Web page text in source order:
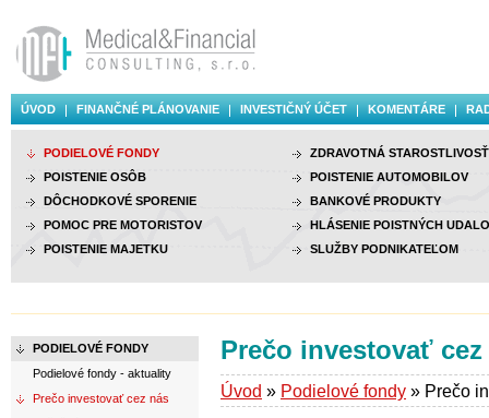
ÚVOD FINANČNÉ PLÁNOVANIE INVESTIČNÝ ÚČET KOMENTÁRE
PODIELOVÉ FONDY
POISTENIE OSÔB
DÔCHODKOVÉ SPORENIE
POMOC PRE MOTORISTOV
POISTENIE MAJETKU
ZDRAVOTNÁ STAROSTLIVOSŤ
POISTENIE AUTOMOBILOV
BANKOVÉ PRODUKTY
HLÁSENIE POISTNÝCH
SLUŽBY PODNIKATEĽOM
PODIELOVÉ FONDY
Podielové fondy - aktuality
Prečo investovať cez nás
Prečo investovať cez
Úvod » Podielové fondy » Prečo